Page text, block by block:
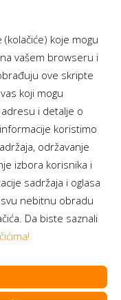
koje mogu
vašem browseru i
ove skripte
koji mogu
i detalje o
koristimo
održavanje
izbora korisnika i
sadržaja i oglasa
nebitnu obradu
Da biste saznali